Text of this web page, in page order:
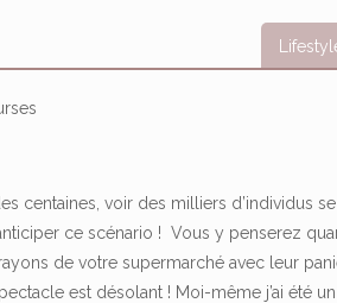
centaines, voir des milliers d’individus se
ce scénario ! Vous y penserez
de votre supermarché avec leur
est désolant ! Moi-même j’ai été un